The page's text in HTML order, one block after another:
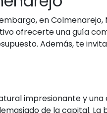
en Colmenarejo,
ofrecerte una guía
Además, te
impresionante y una
de la capital. La